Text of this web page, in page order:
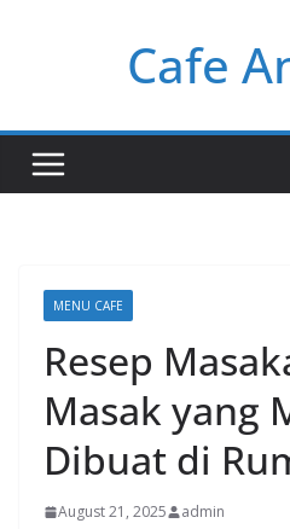
Cafe
MENU CAFE
Resep
Masak yang
Dibuat di
August 21, 2025 admin